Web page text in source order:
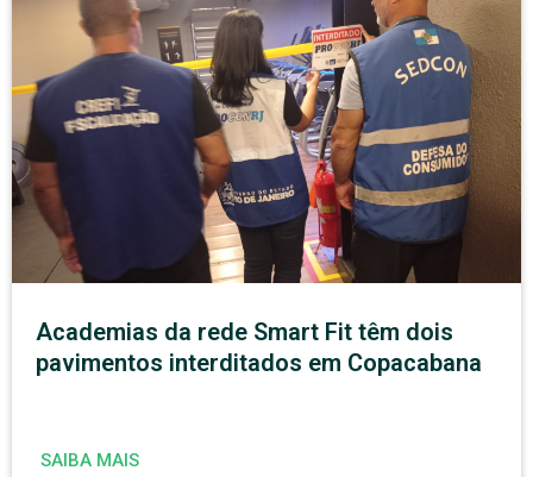
Academias da rede Smart Fit têm dois
pavimentos interditados em Copacabana
SAIBA MAIS